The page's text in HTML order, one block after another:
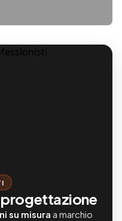
su misura a marchio